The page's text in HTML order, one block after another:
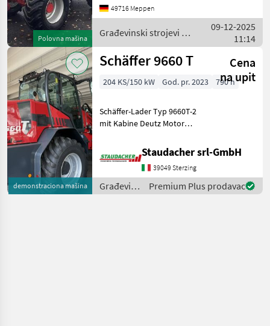
Polovna mašina
Luftsitz, Radio,
Heckscheibenwischer, 0040
Arbeitsscheinwerfer vor
49716 Meppen
Građevinski strojevi /
Schäffer
09-12-2025
11:14
demonstraciona mašina
Schäffer 9660 T
Cena
na upit
204 KS/150 kW God. pr. 2023 790 h
Schäffer-Lader Typ 9660T-2
mit Kabine Deutz Motor
Stage V inkl. SDCT-Getriebe
(40km/h) und
Schwingungsdämpfer
Koffergewicht 330 kg Fest
Staudacher srl-GmbH
39049 Sterzing
Građevinski
strojevi /
Premium Plus prodavac